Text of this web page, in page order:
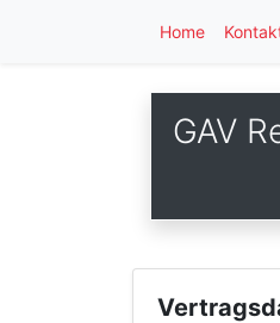
Home
GAV